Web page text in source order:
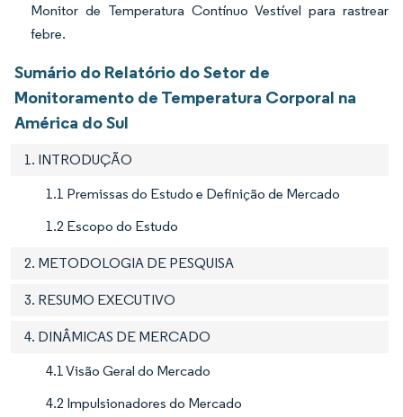
Monitor de Temperatura Contínuo Vestível para rastrear
febre.
Sumário do Relatório do Setor de
Monitoramento de Temperatura Corporal na
América do Sul
1. INTRODUÇÃO
1.1 Premissas do Estudo e Definição de Mercado
1.2 Escopo do Estudo
2. METODOLOGIA DE PESQUISA
3. RESUMO EXECUTIVO
4. DINÂMICAS DE MERCADO
4.1 Visão Geral do Mercado
4.2 Impulsionadores do Mercado